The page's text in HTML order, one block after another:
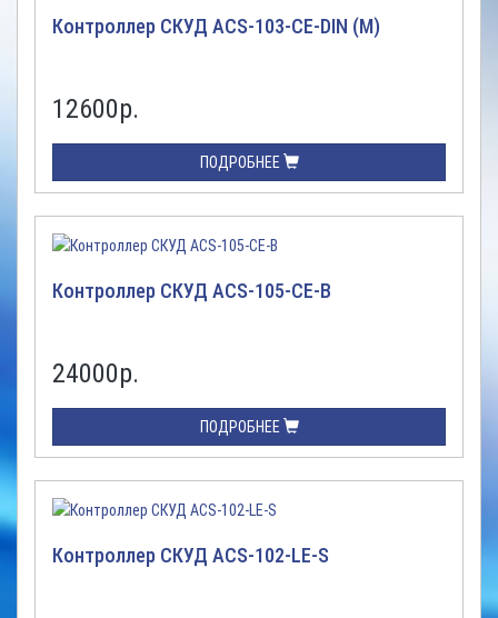
Контроллер СКУД ACS-103-CE-DIN (M)
12600р.
ПОДРОБНЕЕ
Контроллер СКУД ACS-105-CE-B
24000р.
ПОДРОБНЕЕ
Контроллер СКУД ACS-102-LE-S